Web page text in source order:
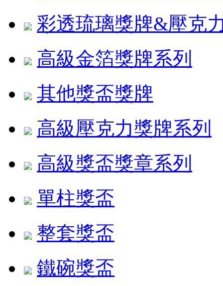
彩透琉璃獎牌&壓克
高級金箔獎牌系列
其他獎盃獎牌
高級壓克力獎牌系列
高級獎盃獎章系列
單柱獎盃
整套獎盃
鐵碗獎盃